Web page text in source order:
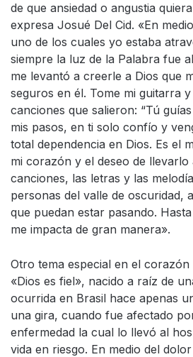
de que ansiedad o angustia
expresa Josué Del Cid. «En
uno de los cuales yo estaba
siempre la luz de la Palabra fue
me levantó a creerle a Dios que
seguros en él. Tome mi guitarra
canciones que salieron: “Tú
mis pasos, en ti solo confío y
total dependencia en Dios. Es el
mi corazón y el deseo de llevarlo
canciones, las letras y las
personas del valle de oscuridad,
que puedan estar pasando.
me impacta de gran manera».
Otro tema especial en el corazón
«Dios es fiel», nacido a raíz de
ocurrida en Brasil hace apenas
una gira, cuando fue afectado
enfermedad la cual lo llevó al
vida en riesgo. En medio del